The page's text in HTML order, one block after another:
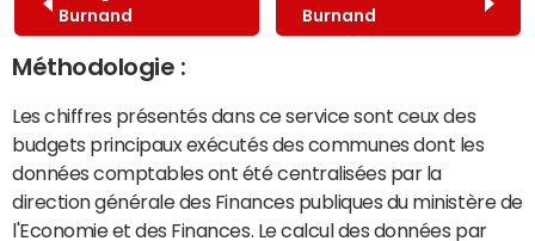
Burnand
Burnand
Méthodologie :
Les chiffres présentés dans ce service sont ceux des
budgets principaux exécutés des communes dont les
données comptables ont été centralisées par la
direction générale des Finances publiques du ministère de
l'Economie et des Finances. Le calcul des données par